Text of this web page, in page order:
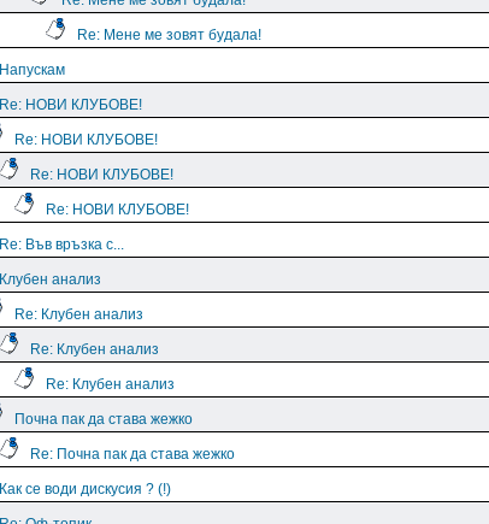
Re: Мене ме зовят будала!
Напускам
Re: НОВИ КЛУБОВЕ!
Re: НОВИ КЛУБОВЕ!
Re: НОВИ КЛУБОВЕ!
Re: НОВИ КЛУБОВЕ!
Re: Във връзка с...
Клубен анализ
Re: Клубен анализ
Re: Клубен анализ
Re: Клубен анализ
Почна пак да става жежко
Re: Почна пак да става жежко
Как се води дискусия ? (!)